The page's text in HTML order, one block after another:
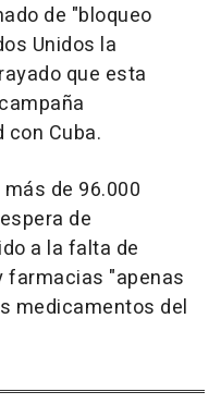
de "bloqueo
Unidos la
que esta
Cuba.
de 96.000
de
a la falta de
farmacias "apenas
medicamentos del